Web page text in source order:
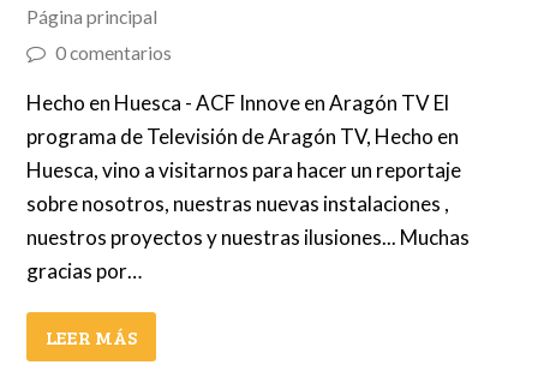
Página principal
0 comentarios
Hecho en Huesca - ACF Innove en Aragón TV El
programa de Televisión de Aragón TV, Hecho en
Huesca, vino a visitarnos para hacer un reportaje
sobre nosotros, nuestras nuevas instalaciones ,
nuestros proyectos y nuestras ilusiones... Muchas
gracias por…
LEER MÁS